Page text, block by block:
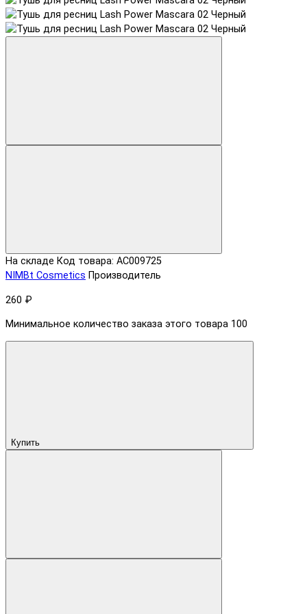
На складе Код товара: АС009725
NIMBt Cosmetics Производитель
260 ₽
Минимальное количество заказа этого товара 100
Купить